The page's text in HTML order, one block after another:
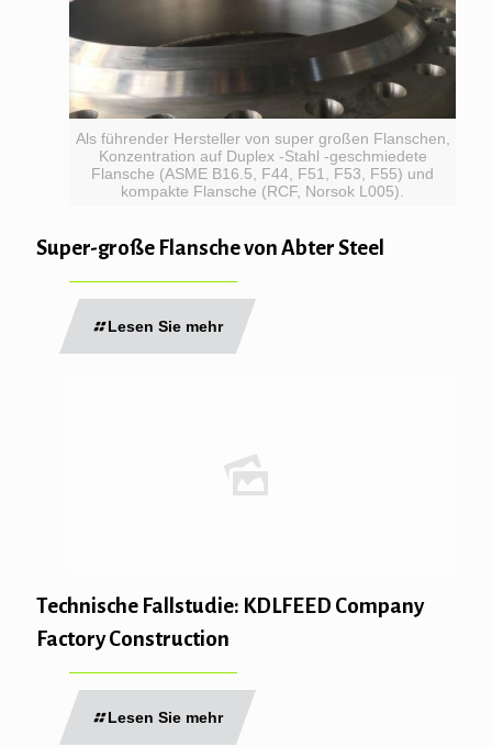
Als führender Hersteller von super großen Flanschen,
Konzentration auf Duplex -Stahl -geschmiedete
Flansche (ASME B16.5, F44, F51, F53, F55) und
kompakte Flansche (RCF, Norsok L005).
Super-große Flansche von Abter Steel
Lesen Sie mehr
Technische Fallstudie: KDLFEED Company
Factory Construction
Lesen Sie mehr